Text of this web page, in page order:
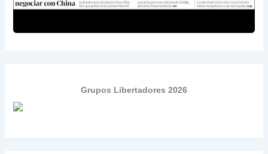
Grupos Libertadores 2026